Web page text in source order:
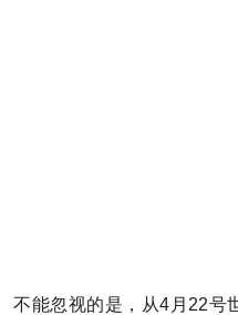
不能忽视的是，从4月22号